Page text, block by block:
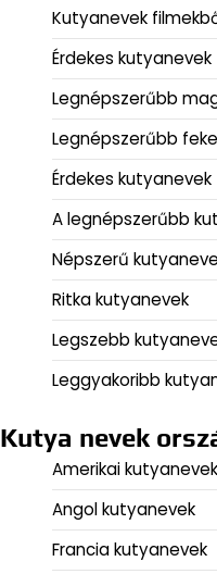
Kutyanevek
Érdekes kutyanevek
Legnépszerűbb
Legnépszerűbb
Érdekes kutyanevek
A legnépszerűbb
Népszerű
Ritka kutyanevek
Legszebb
Leggyakoribb
Kutya nevek
Amerikai kutyanevek
Angol kutyanevek
Francia kutyanevek